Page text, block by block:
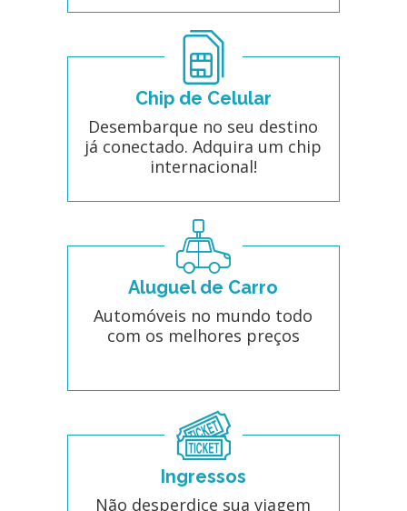
Chip de Celular
Desembarque no seu destino
já conectado. Adquira um chip
internacional!
Aluguel de Carro
Automóveis no mundo todo
com os melhores preços
Ingressos
Não desperdice sua viagem